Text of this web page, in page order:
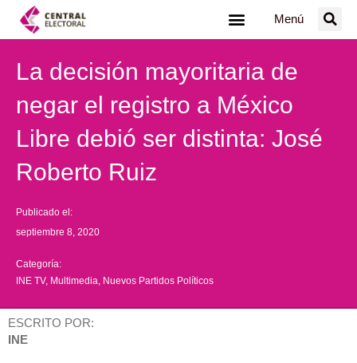
Menú
La decisión mayoritaria de
negar el registro a México
Libre debió ser distinta: José
Roberto Ruiz
Publicado el:
septiembre 8, 2020
Categoría:
INE TV, Multimedia Nuevos Partidos Políticos
ESCRITO POR:
INE